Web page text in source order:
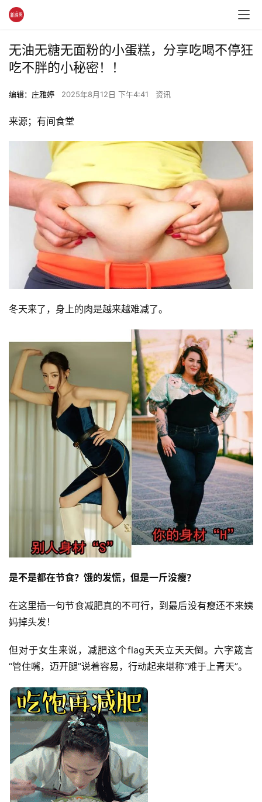
无油无糖无面粉的小蛋糕，分享吃喝不停狂
吃不胖的小秘密！！
编辑：庄雅婷 2025年8月12日 下午4:41 资讯
来源；有间食堂
冬天来了，身上的肉是越来越难减了。
是不是都在节食？饿的发慌，但是一斤没瘦？
在这里插一句节食减肥真的不可行，到最后没有瘦还不来姨
妈掉头发！
但对于女生来说，减肥这个flag天天立天天倒。六字箴言
“管住嘴，迈开腿”说着容易，行动起来堪称“难于上青天”。